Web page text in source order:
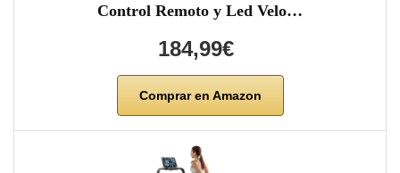
Control Remoto y Led Velo…
184,99€
Comprar en Amazon